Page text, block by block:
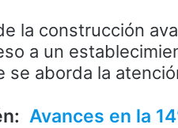
la construcción
a un
se aborda la
Avances en la